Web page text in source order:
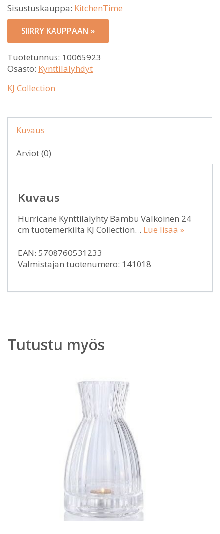
Sisustuskauppa: KitchenTime
SIIRRY KAUPPAAN »
Tuotetunnus: 10065923
Osasto: Kynttilälyhdyt
KJ Collection
Kuvaus
Arviot (0)
Kuvaus
Hurricane Kynttilälyhty Bambu Valkoinen 24
cm tuotemerkiltä KJ Collection… Lue lisää »
EAN: 5708760531233
Valmistajan tuotenumero: 141018
Tutustu myös